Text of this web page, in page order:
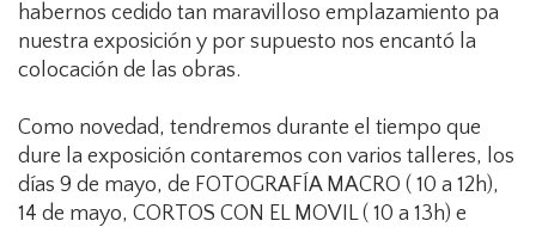
habernos cedido tan maravilloso emplazamiento pa
nuestra exposición y por supuesto nos encantó la
colocación de las obras.
Como novedad, tendremos durante el tiempo que
dure la exposición contaremos con varios talleres, los
días 9 de mayo, de FOTOGRAFÍA MACRO ( 10 a 12h),
14 de mayo, CORTOS CON EL MOVIL ( 10 a 13h) e